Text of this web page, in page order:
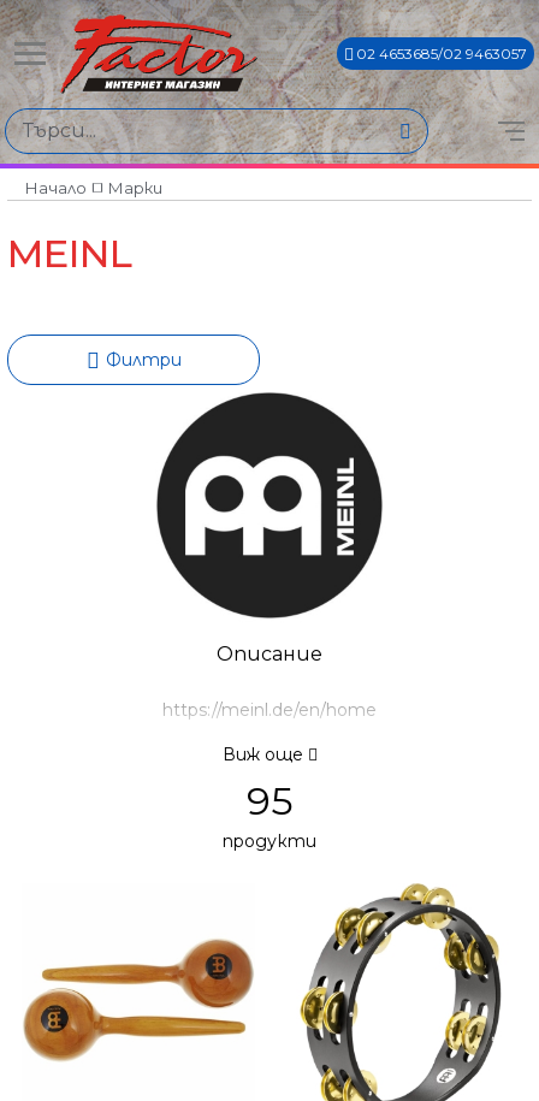
02 4653685/02 9463057
Намери продукти по
Цена
€3€ - €507€
Начало Марки
MEINL
Филтри
Описание
https://meinl.de/en/home
Виж още
95
продукти